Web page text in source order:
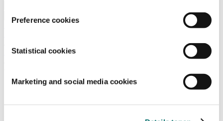
Preference cookies
Statistical cookies
Marketing and social media cookies
Over Horecava
NIEUWSBRIEF
Nieuws